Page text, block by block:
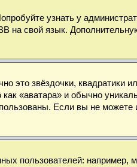
узнать у
на свой язык.
это звёздочки, квадратики
«аватара» и обычно
Если вы не можете
пользователей: например,